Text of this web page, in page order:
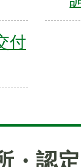
付
・認